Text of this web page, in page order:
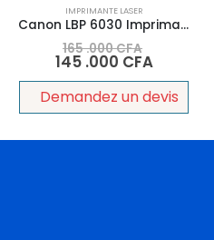
IMPRIMANTE LASER
Canon LBP 6030 Imprimante i-SENSYS – Noir
165 .000CFA
145 .000 CFA
Demandez un devis